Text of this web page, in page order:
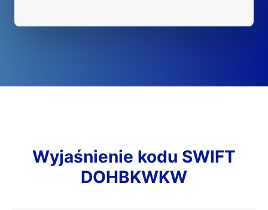
Wyjaśnienie kodu SWIFT
DOHBKWKW